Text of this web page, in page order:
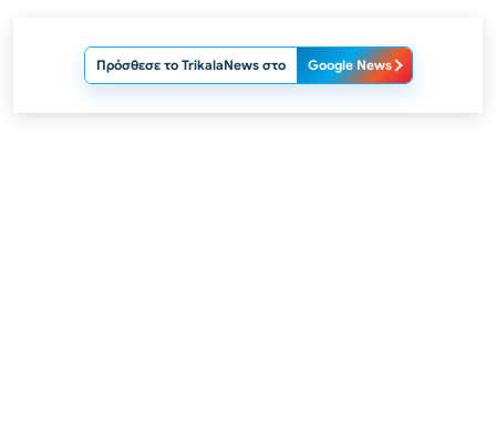
Πρόσθεσε το TrikalaNews στο Google News